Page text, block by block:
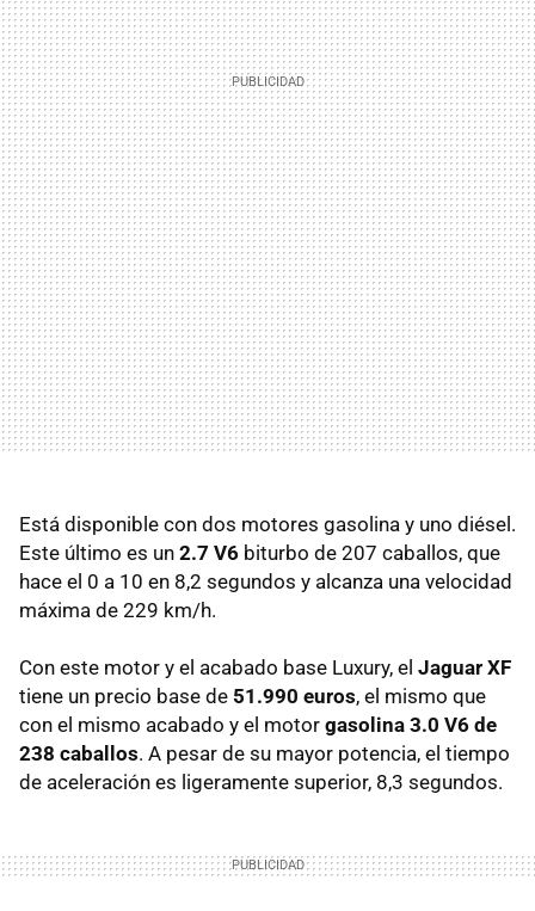
Está disponible con dos motores gasolina y uno diésel.
Este último es un 2.7 V6 biturbo de 207 caballos, que
hace el 0 a 10 en 8,2 segundos y alcanza una velocidad
máxima de 229 km/h.
Con este motor y el acabado base Luxury, el Jaguar XF
tiene un precio base de 51.990 euros, el mismo que
con el mismo acabado y el motor gasolina 3.0 V6 de
238 caballos. A pesar de su mayor potencia, el tiempo
de aceleración es ligeramente superior, 8,3 segundos.